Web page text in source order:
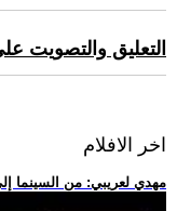
التعليق والتصويت
اخر الافلام
.. مهدي لعريبي: من السينما